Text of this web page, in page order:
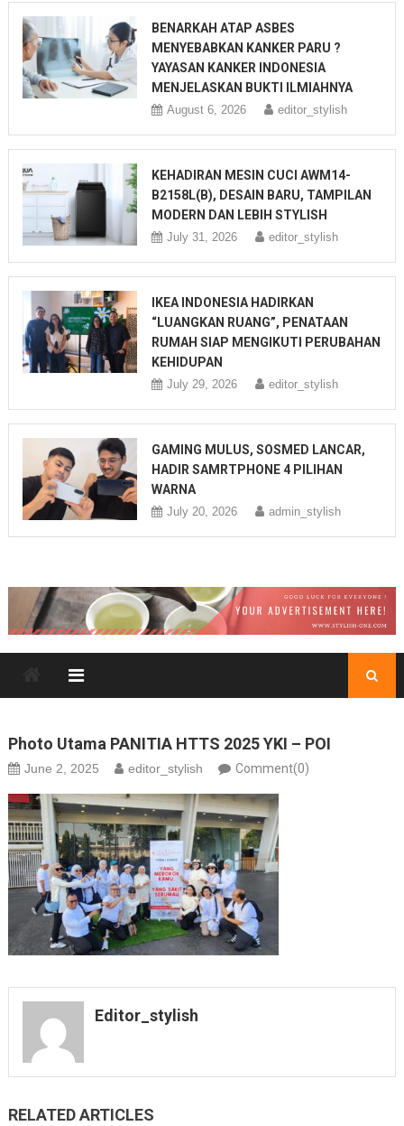
BENARKAH ATAP ASBES
MENYEBABKAN KANKER PARU ?
YAYASAN KANKER INDONESIA
MENJELASKAN BUKTI ILMIAHNYA
August 6, 2026 editor_stylish
KEHADIRAN MESIN CUCI AWM14-
B2158L(B), DESAIN BARU, TAMPILAN
MODERN DAN LEBIH STYLISH
July 31, 2026 editor_stylish
IKEA INDONESIA HADIRKAN
“LUANGKAN RUANG”, PENATAAN
RUMAH SIAP MENGIKUTI PERUBAHAN
KEHIDUPAN
July 29, 2026 editor_stylish
GAMING MULUS, SOSMED LANCAR,
HADIR SAMRTPHONE 4 PILIHAN
WARNA
July 20, 2026 admin_stylish
Photo Utama PANITIA HTTS 2025 YKI – POI
June 2, 2025 editor_stylish Comment(0)
Editor_stylish
RELATED ARTICLES